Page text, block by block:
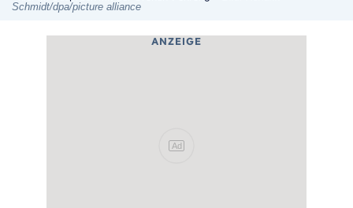
Schmidt/dpa/picture alliance
ANZEIGE
Ad